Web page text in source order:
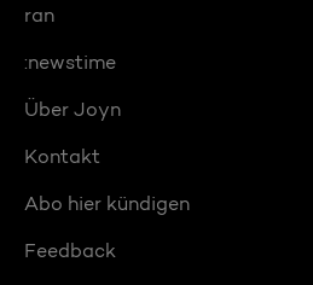
ran
:newstime
Über Joyn
Kontakt
Abo hier kündigen
Feedback